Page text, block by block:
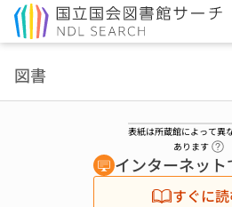
図書
表紙は所蔵館によって異
あります
インターネット
すぐに